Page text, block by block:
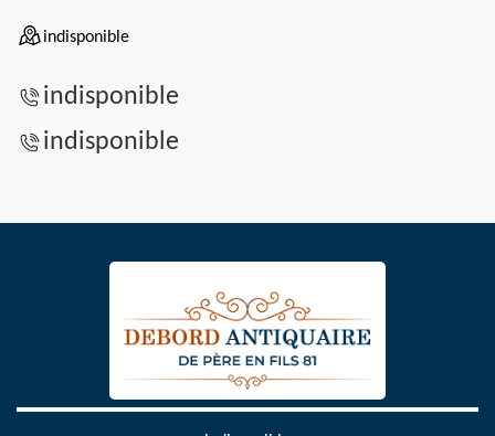
indisponible
indisponible
indisponible